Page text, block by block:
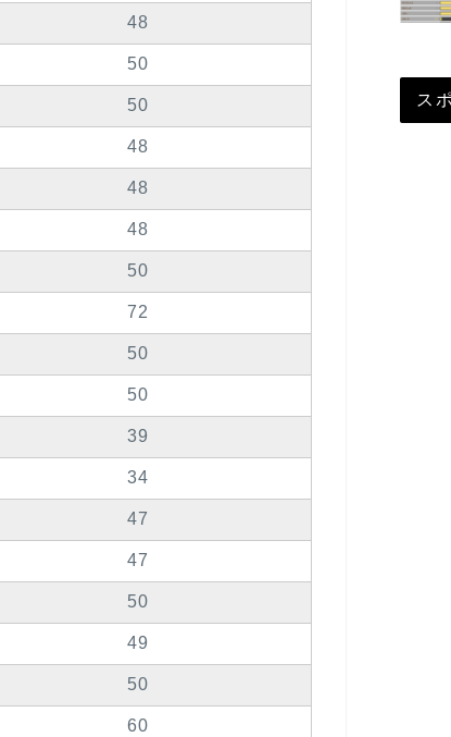
48
50
50
48
48
48
50
72
50
50
39
34
47
47
50
49
50
60
ス